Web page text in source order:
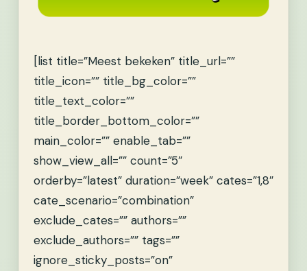
[list title=”Meest bekeken” title_url=””
title_icon=”” title_bg_color=””
title_text_color=””
title_border_bottom_color=””
main_color=”” enable_tab=””
show_view_all=”” count=”5″
orderby=”latest” duration=”week” cates=”1,8″
cate_scenario=”combination”
exclude_cates=”” authors=””
exclude_authors=”” tags=””
ignore_sticky_posts=”on”